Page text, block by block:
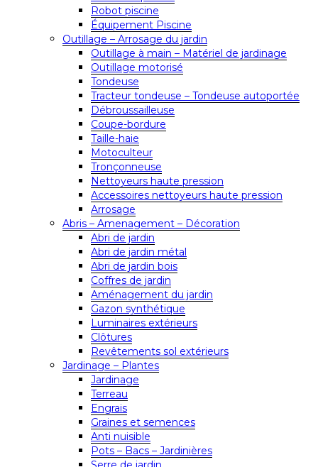
Robot piscine
Équipement Piscine
Outillage – Arrosage du jardin
Outillage à main – Matériel de jardinage
Outillage motorisé
Tondeuse
Tracteur tondeuse – Tondeuse autoportée
Débroussailleuse
Coupe-bordure
Taille-haie
Motoculteur
Tronçonneuse
Nettoyeurs haute pression
Accessoires nettoyeurs haute pression
Arrosage
Abris – Amenagement – Décoration
Abri de jardin
Abri de jardin métal
Abri de jardin bois
Coffres de jardin
Aménagement du jardin
Gazon synthétique
Luminaires extérieurs
Clôtures
Revêtements sol extérieurs
Jardinage – Plantes
Jardinage
Terreau
Engrais
Graines et semences
Anti nuisible
Pots – Bacs – Jardinières